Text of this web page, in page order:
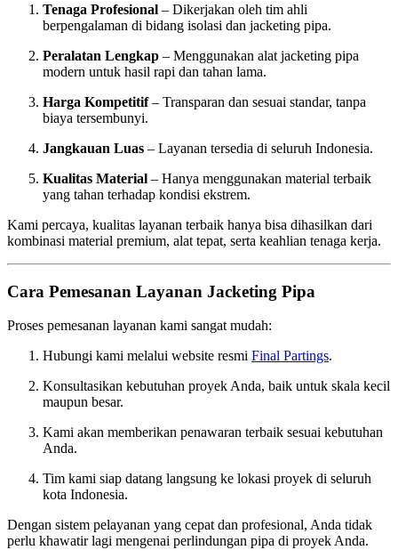
Tenaga Profesional – Dikerjakan oleh tim ahli
berpengalaman di bidang isolasi dan jacketing pipa.
Peralatan Lengkap – Menggunakan alat jacketing pipa
modern untuk hasil rapi dan tahan lama.
Harga Kompetitif– Transparan dan sesuai standar, tanpa
biaya tersembunyi.
Jangkauan Luas – Layanan tersedia di seluruh Indonesia.
Kualitas Material – Hanya menggunakan material terbaik
yang tahan terhadap kondisi ekstrem.
Kami percaya, kualitas layanan terbaik hanya bisa dihasilkan dari
kombinasi material premium, alat tepat, serta keahlian tenaga kerja.
Cara Pemesanan Layanan Jacketing Pipa
Proses pemesanan layanan kami sangat mudah:
Hubungi kami melalui website resmi Final Partings.
Konsultasikan kebutuhan proyek Anda, baik untuk skala kecil
maupun besar.
Kami akan memberikan penawaran terbaik sesuai kebutuhan
Anda.
Tim kami siap datang langsung ke lokasi proyek di seluruh
kota Indonesia.
Dengan sistem pelayanan yang cepat dan profesional, Anda tidak
perlu khawatir lagi mengenai perlindungan pipa di proyek Anda.